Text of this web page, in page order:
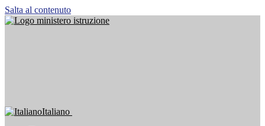
Salta al contenuto
Italiano